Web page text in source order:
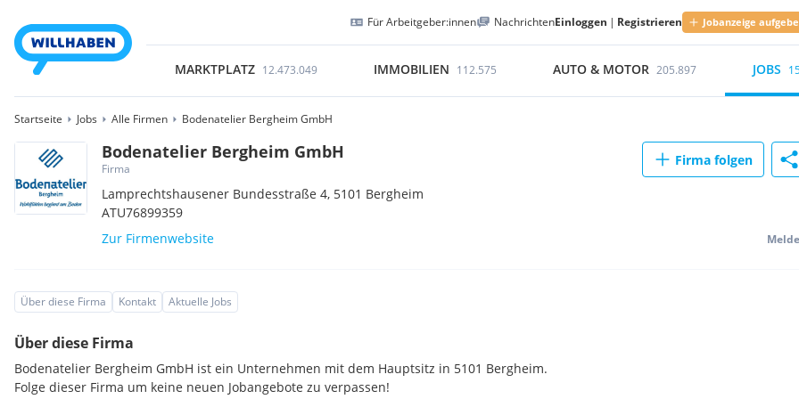
Für Arbeitgeber:innen NachrichtenEinloggen | Registrieren Jobanzeige
MARKTPLATZ 12.473.049 IMMOBILIEN 112.575 AUTO & MOTOR 205.897 JOBS
Startseite Jobs Alle Firmen Bodenatelier Bergheim GmbH
Bodenatelier Bergheim GmbH
Firma
Lamprechtshausener Bundesstraße 4, 5101 Bergheim
ATU76899359
Zur Firmenwebsite
Firma folgen
Über diese Firma Kontakt Aktuelle Jobs
Über diese Firma
Bodenatelier Bergheim GmbH ist ein Unternehmen mit dem Hauptsitz in 5101 Bergheim.
Folge dieser Firma um keine neuen Jobangebote zu verpassen!